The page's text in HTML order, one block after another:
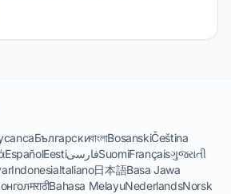
БългарскиবাংলাBosanskiČeština
EspañolEestiفارسیSuomiFrançaisગુજરાતી
IndonesiaItaliano日本語Basa Jawa
मराठीBahasa MelayuNederlandsNorsk